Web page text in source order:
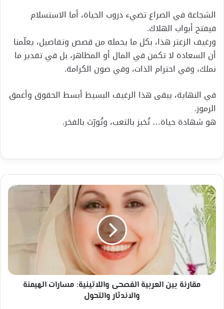
الشجاعة في الصراع تضيء دروب الحياة، أما الاستسلام
فيفتح أبواب الهلاك.
ورغيف الزعتر هذا، بكل ما يحمله من قصص وتفاصيل، يعلّمنا
أن السعادة لا تكمن في المال أو المظاهر، بل في تقدير ما
نملك، وفي احترام الذات، وفي صون الكرامة.
في النهاية، يبقى هذا الرغيف البسيط أبسط الحقوق وأعمق
الرموز.
هو شهادة حياة… تُخبز بالتعب، وتُورّث بالفخر.
مقارنة
بين
العربية
الفصحى
واللاتينية:
مسارات
الهيمنة
والاندثار
والتحول
مقارنة بين العربية الفصحى واللاتينية: مسارات الهيمنة
والاندثار والتحول